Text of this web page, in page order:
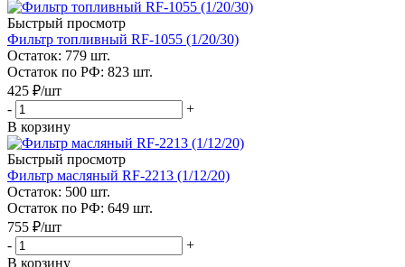
Быстрый просмотр
Фильтр топливный RF-1055 (1/20/30)
Остаток: 779 шт.
Остаток по РФ: 823 шт.
425 ₽/шт
-
+
В корзину
Быстрый просмотр
Фильтр масляный RF-2213 (1/12/20)
Остаток: 500 шт.
Остаток по РФ: 649 шт.
755 ₽/шт
-
+
В корзину